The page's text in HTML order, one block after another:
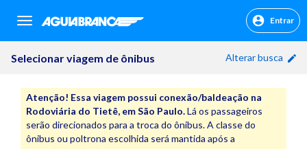
sr.header.toggle.navigation Entrar
Selecionar viagem de ônibus Alterar busca
Atenção! Essa viagem possui conexão/baldeação na
Rodoviária do Tietê, em São Paulo.Lá os passageiros
serão direcionados para a troca do ônibus. A classe do
ônibus ou poltrona escolhida será mantida após a